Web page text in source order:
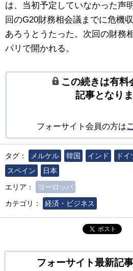
は、当初予定していなかった声
回のG20財務相会議までに危機
あろうとうたった。次回の財務
パリで開かれる。
この続きは有料
記事となりま
フォーサイト会員の方は
タグ： メルケル 韓国 インド ドイ
スペイン
日本
エリア：
ヨーロッパ
カテゴリ：
経済・ビジネス
ポスト
フォーサイト最新記